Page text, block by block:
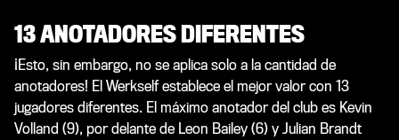
13 ANOTADORES DIFERENTES
¡Esto, sin embargo, no se aplica solo a la cantidad de
anotadores! El Werkself establece el mejor valor con 13
jugadores diferentes. El máximo anotador del club es Kevin
Volland (9), por delante de Leon Bailey (6) y Julian Brandt